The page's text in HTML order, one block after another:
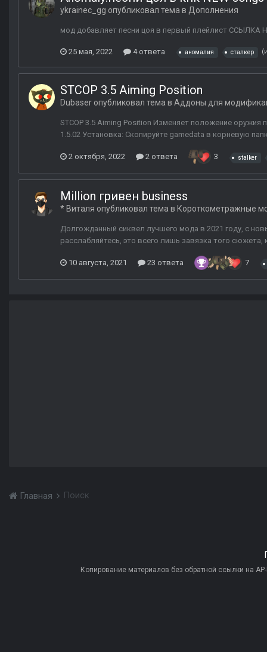
ykrainec_gg опубликовал тема в Дополнения
мод добавляет песни цоя в первый плейлист
25 мая, 2022 4 ответа аномалия сталкер
STCOP 3.5 Aiming Position
Dubaser опубликовал тема в Аддоны для
STCOP 3.5 Aiming Position Изменяет положение
1.5.02 Установка: Скопируйте gamedata в корневую
2 октября, 2022 2 ответа 3 stalker
Million гривен business
* Виталя опубликовал тема в Короткометражные
Долгожданный сиквел лучшего мода в 2021 году, с
расслабляйтесь, это всего лишь завязка того
10 августа, 2021 23 ответа 7
Главная Поиск
Копирование материалов без обратной ссылки на